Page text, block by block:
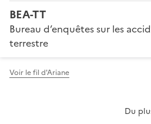
BEA-TT
Bureau d’enquêtes sur les
terrestre
Voir le fil d'Ariane
T
Du